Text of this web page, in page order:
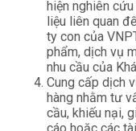
hiện nghiên
liệu liên quan
ty con của
phẩm, dịch vụ
nhu cầu của
Cung cấp dịch
hàng nhằm tư
cầu, khiếu nại,